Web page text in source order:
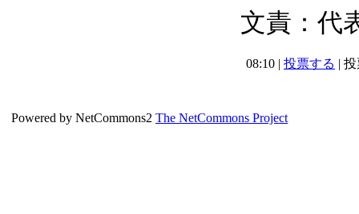
文責：
08:10 | 投票する |
Powered by NetCommons2 The NetCommons Project